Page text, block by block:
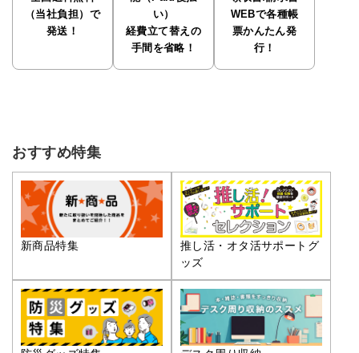
（当社負担）で
発送！
い）
経費立て替えの
手間を省略！
WEBで各種帳
票かんたん発
行！
おすすめ特集
新商品特集
推し活・オタ活サポートグ
ッズ